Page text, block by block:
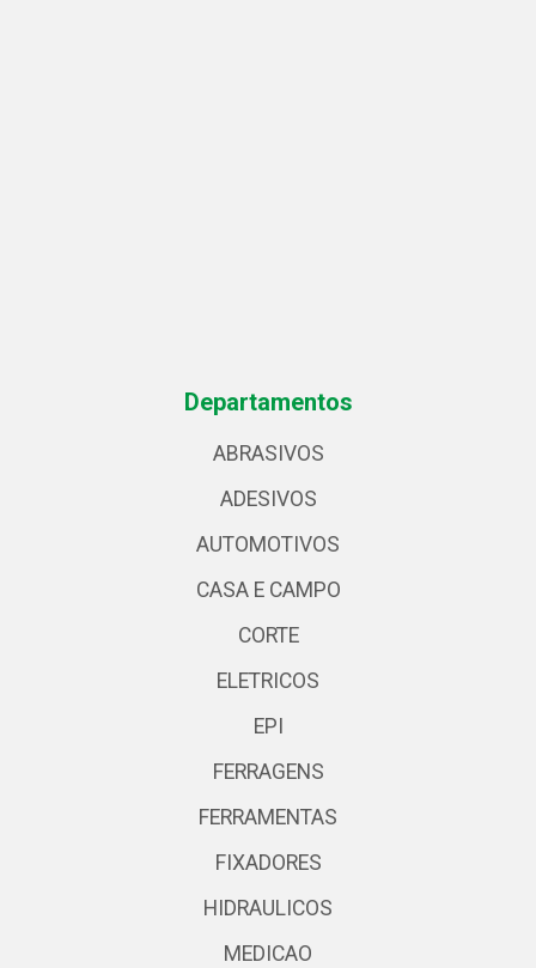
Departamentos
ABRASIVOS
ADESIVOS
AUTOMOTIVOS
CASA E CAMPO
CORTE
ELETRICOS
EPI
FERRAGENS
FERRAMENTAS
FIXADORES
HIDRAULICOS
MEDICAO